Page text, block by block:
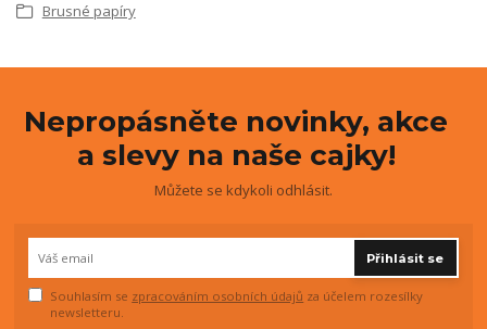
Brusné papíry
Nepropásněte novinky, akce
a slevy na naše cajky!
Můžete se kdykoli odhlásit.
Přihlásit se
Souhlasím se zpracováním osobních údajů za účelem rozesílky
newsletteru.